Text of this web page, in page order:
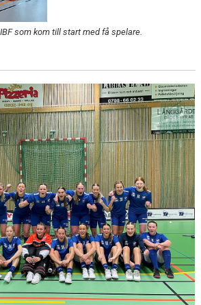
som kom till start med få spelare.